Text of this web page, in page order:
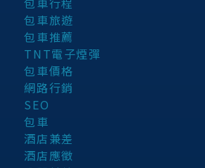
包車旅遊
包車推薦
TNT電子煙彈
包車價格
網路行銷
SEO
包車
酒店兼差
酒店應徵